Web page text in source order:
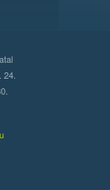
24.